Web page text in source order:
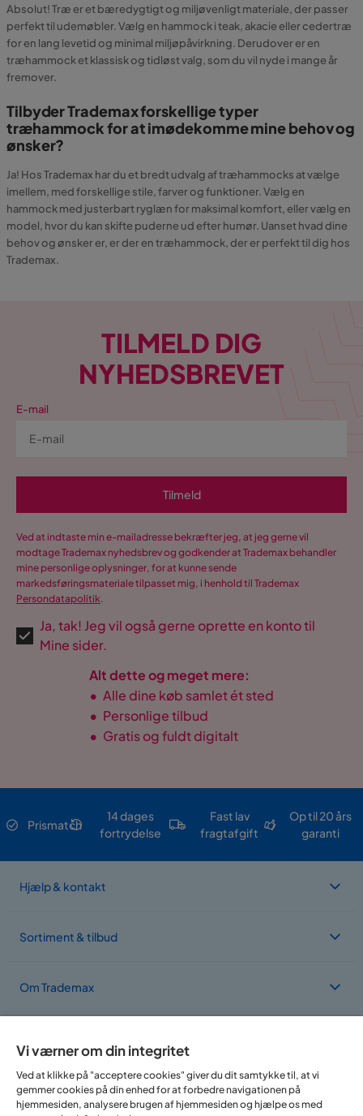
Absolut! Træ er et bæredygtigt og miljøvenligt materiale, der passer
perfekt til udemøbler. Vælg en hammock i teak, akacie eller cedertræ
for en lang levetid og minimal miljøpåvirkning. Derudover er en
træhammock et klassisk og tidløst valg, som du vil nyde i mange år
fremover.
Tilbyder Trademax forskellige typer
træhammock for at imødekomme mine behov og
ønsker?
Ja! Hos Trademax har du et bredt udvalg af træhammocks at vælge
imellem, med forskellige stile, farver og funktioner. Vælg en
hammock med justerbart ryglæn for maksimal komfort, eller vælg en
model, hvor du kan skifte puderne ud efter humør. Uanset hvad dine
behov og ønsker er, er der en træhammock, der er perfekt til dig hos
Trademax.
TILMELD DIG
NYHEDSBREVET
E-mail
Tilmeld
Ved at indtaste min e-mailadresse bekræfter jeg, at jeg gerne vil
modtage Trademax nyhedsbrev og godkender at Trademax behandler
mine personlige oplysninger, for at kunne sende
markedsføringsmateriale tilpasset mig, i henhold til Trademax
Persondatapolitik.
Ja, tak! Jeg vil også gerne oprette en konto til
Mine sider.
Alt dette og meget mere:
• Alle dine køb samlet ét sted
• Personlige tilbud
• Gratis og fuldt digitalt
Prismatch
14 dages
fortrydelse
Fast lav
fragtafgift
Op til 20 års
garanti
Hjælp & kontakt
Sortiment & tilbud
Om Trademax
Vi findes i flere forskellige lande
Vi værner om din integritet
Ved at klikke på "acceptere cookies" giver du dit samtykke til, at vi
gemmer cookies på din enhed for at forbedre navigationen på
hjemmesiden, analysere brugen af hjemmesiden og hjælpe os med